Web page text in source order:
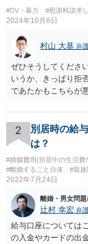
#DV・暴力 #慰謝料請求
2024年10月8日
村山 大基 弁
ぜひそうしてくださ
いうか、きっぱり拒
であたかもこちらが
いのがおすすめです
護士とか警察が関与
2
別居時の給
は？
#婚姻費用(別居中の生活費
#離婚すること自体
#親族
2022年7月24日
離婚・男女問
辻村 幸宏 弁
給与口座については
の入金やカードの出